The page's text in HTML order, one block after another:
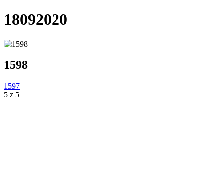
18092020
1598
1597
5 z 5